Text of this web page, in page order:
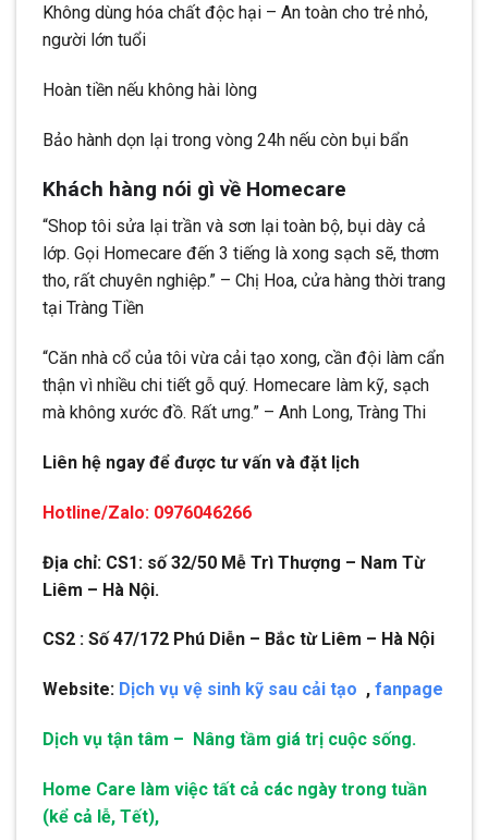
Không dùng hóa chất độc hại – An toàn cho trẻ nhỏ,
người lớn tuổi
Hoàn tiền nếu không hài lòng
Bảo hành dọn lại trong vòng 24h nếu còn bụi bẩn
Khách hàng nói gì về Homecare
“Shop tôi sửa lại trần và sơn lại toàn bộ, bụi dày cả
lớp. Gọi Homecare đến 3 tiếng là xong sạch sẽ, thơm
tho, rất chuyên nghiệp.” – Chị Hoa, cửa hàng thời trang
tại Tràng Tiền
“Căn nhà cổ của tôi vừa cải tạo xong, cần đội làm cẩn
thận vì nhiều chi tiết gỗ quý. Homecare làm kỹ, sạch
mà không xước đồ. Rất ưng.” – Anh Long, Tràng Thi
Liên hệ ngay để được tư vấn và đặt lịch
Hotline/Zalo: 0976046266
Địa chỉ: CS1: số 32/50 Mễ Trì Thượng – Nam Từ
Liêm – Hà Nội.
CS2 : Số 47/172 Phú Diễn – Bắc từ Liêm – Hà Nội
Website: Dịch vụ vệ sinh kỹ sau cải tạo , fanpage
Dịch vụ tận tâm – Nâng tầm giá trị cuộc sống.
Home Care làm việc tất cả các ngày trong tuần
(kể cả lễ, Tết),